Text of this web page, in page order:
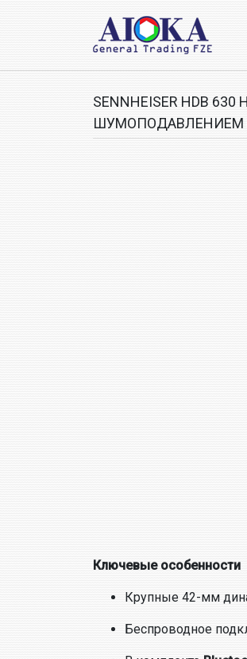
SENNHEISER HDB
ШУМОПОДАВЛЕНИЕМ
Ключевые особенности
Крупные 42-мм
Беспроводное